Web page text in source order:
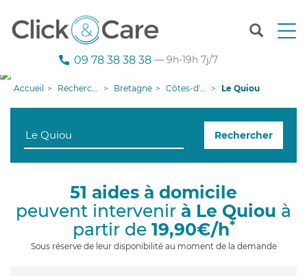
T
n
g
i
09 78 38 38 38 — 9h-19h 7j/7
Accueil Recherche aide à domicile Bretagne Côtes-d'armor Le Quiou
Rechercher
51 aides à domicile
peuvent intervenir à Le Quiou à
partir de 19,90€/h*
Sous réserve de leur disponibilité au moment de la demande